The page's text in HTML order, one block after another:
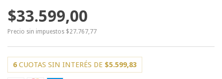
$33.599,00
Precio sin impuestos $27.767,77
6 CUOTAS SIN INTERÉS DE $5.599,83